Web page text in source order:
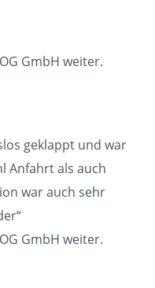
GmbH weiter.
geklappt und war
Anfahrt als auch
war auch sehr
GmbH weiter.